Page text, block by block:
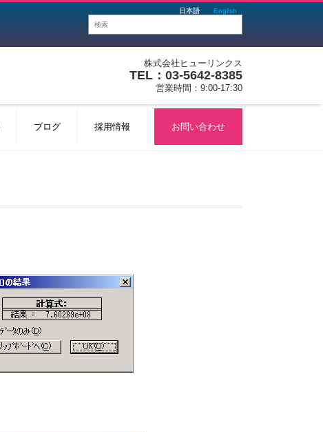
日本語 English
株式会社ヒューリンクス
TEL：03-5642-8385
営業時間：9:00-17:30
ブログ 採用情報 お問い合わせ